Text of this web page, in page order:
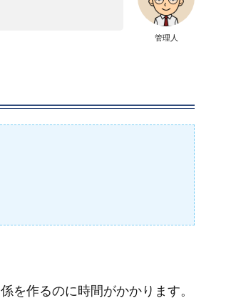
管理人
を作るのに時間がかかります。